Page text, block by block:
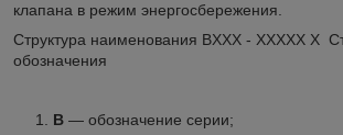
клапана в режим энергосбережения.
Структура наименования BXXX - XXXXX X
обозначения
В — обозначение серии;